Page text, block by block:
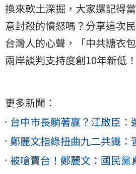
換來軟土深掘，大家還記得
意封殺的憤怒嗎？分享這次
台灣人的心聲，「中共糖衣
兩岸談判支持度創10年新低！
更多新聞：
台中市長躺著贏？江啟臣：
鄭麗文指綠扭曲九二共識：
被嗆賣台！鄭麗文：國民黨